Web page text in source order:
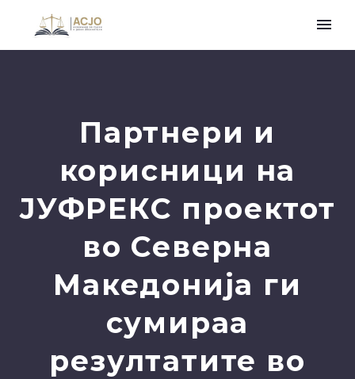
Партнери и
корисници на
ЈУФРЕКС проектот
во Северна
Македонија ги
сумираа
резултатите во